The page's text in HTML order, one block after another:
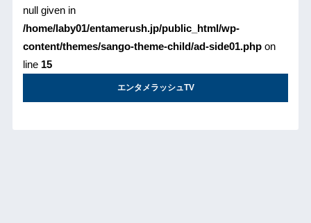
null given in
/home/laby01/entamerush.jp/public_html/wp-
content/themes/sango-theme-child/ad-side01.phpon
line 15
エンタメラッシュTV